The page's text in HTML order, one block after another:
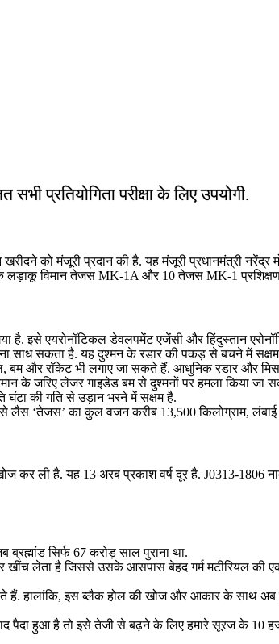
प्रतियोगिता परीक्षा के लिए उपयोगी.
को मंजूरी प्रदान की है. यह मंजूरी प्रधानमंत्री नरेंद्र
लड़ाकू विमान तेजस MK-1A और 10 तेजस MK-1 प्रशिक्षण
है. इसे एयरोनॉटिकल डेवलपमेंट एजेंसी और हिंदुस्तान
साध सकता है. यह दुश्मन के रडार की पकड़ से बचने में
बम और रॉकेट भी लगाए जा सकते हैं. आधुनिक रडार और
के जरिए लेजर गाइडेड बम से दुश्मनों पर हमला किया जा
घंटा की गति से उड़ान भरने में सक्षम है.
लैस ‘तेजस’ का कुल वजन करीब 13,500 किलोग्राम,
कर ली है. यह 13 अरब प्रकाश वर्ष दूर है. J0313-1806
ब्रह्मांड सिर्फ 67 करोड़ साल पुराना था.
लेता है जिससे उसके आसपास बेहद गर्म मटीरियल की एक
हैं. हालांकि, इस ब्लैक होल की खोज और आकार के साथ
पैदा हुआ है तो इसे तेजी से बढ़ने के लिए हमारे सूरज के 10